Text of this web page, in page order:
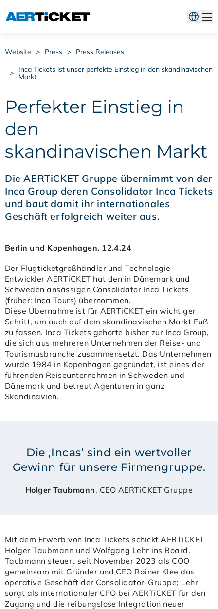
Website > Press > Press Releases
>
Inca Tickets ist unser perfekte Einstieg in den skandinavischen
Markt
Perfekter Einstieg in
den
skandinavischen Markt
Die AERTiCKET Gruppe übernimmt von der
Inca Group deren Consolidator Inca Tickets
und baut damit ihr internationales
Geschäft erfolgreich weiter aus.
Berlin und Kopenhagen, 12.4.24
Der Flugticketgroßhändler und Technologie-
Entwickler AERTiCKET hat den in Dänemark und
Schweden ansässigen Consolidator Inca Tickets
(früher: Inca Tours) übernommen.
Diese Übernahme ist für AERTiCKET ein wichtiger
Schritt, um auch auf dem skandinavischen Markt Fuß
zu fassen. Inca Tickets gehörte bisher zur Inca Group,
die sich aus mehreren Unternehmen der Reise- und
Tourismusbranche zusammensetzt. Das Unternehmen
wurde 1984 in Kopenhagen gegründet, ist eines der
führenden Reiseunternehmen in Schweden und
Dänemark und betreut Agenturen in ganz
Skandinavien.
Die ‚Incas‘ sind ein wertvoller
Gewinn für unsere Firmengruppe.
Holger Taubmann, CEO AERTiCKET Gruppe
Mit dem Erwerb von Inca Tickets schickt AERTiCKET
Holger Taubmann und Wolfgang Lehr ins Board.
Taubmann steuert seit November 2023 als COO
gemeinsam mit Gründer und CEO Rainer Klee das
operative Geschäft der Consolidator-Gruppe; Lehr
sorgt als internationaler CFO bei AERTiCKET für den
Zugang und die reibungslose Integration neuer